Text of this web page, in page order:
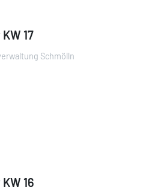
17
Schmölln
16